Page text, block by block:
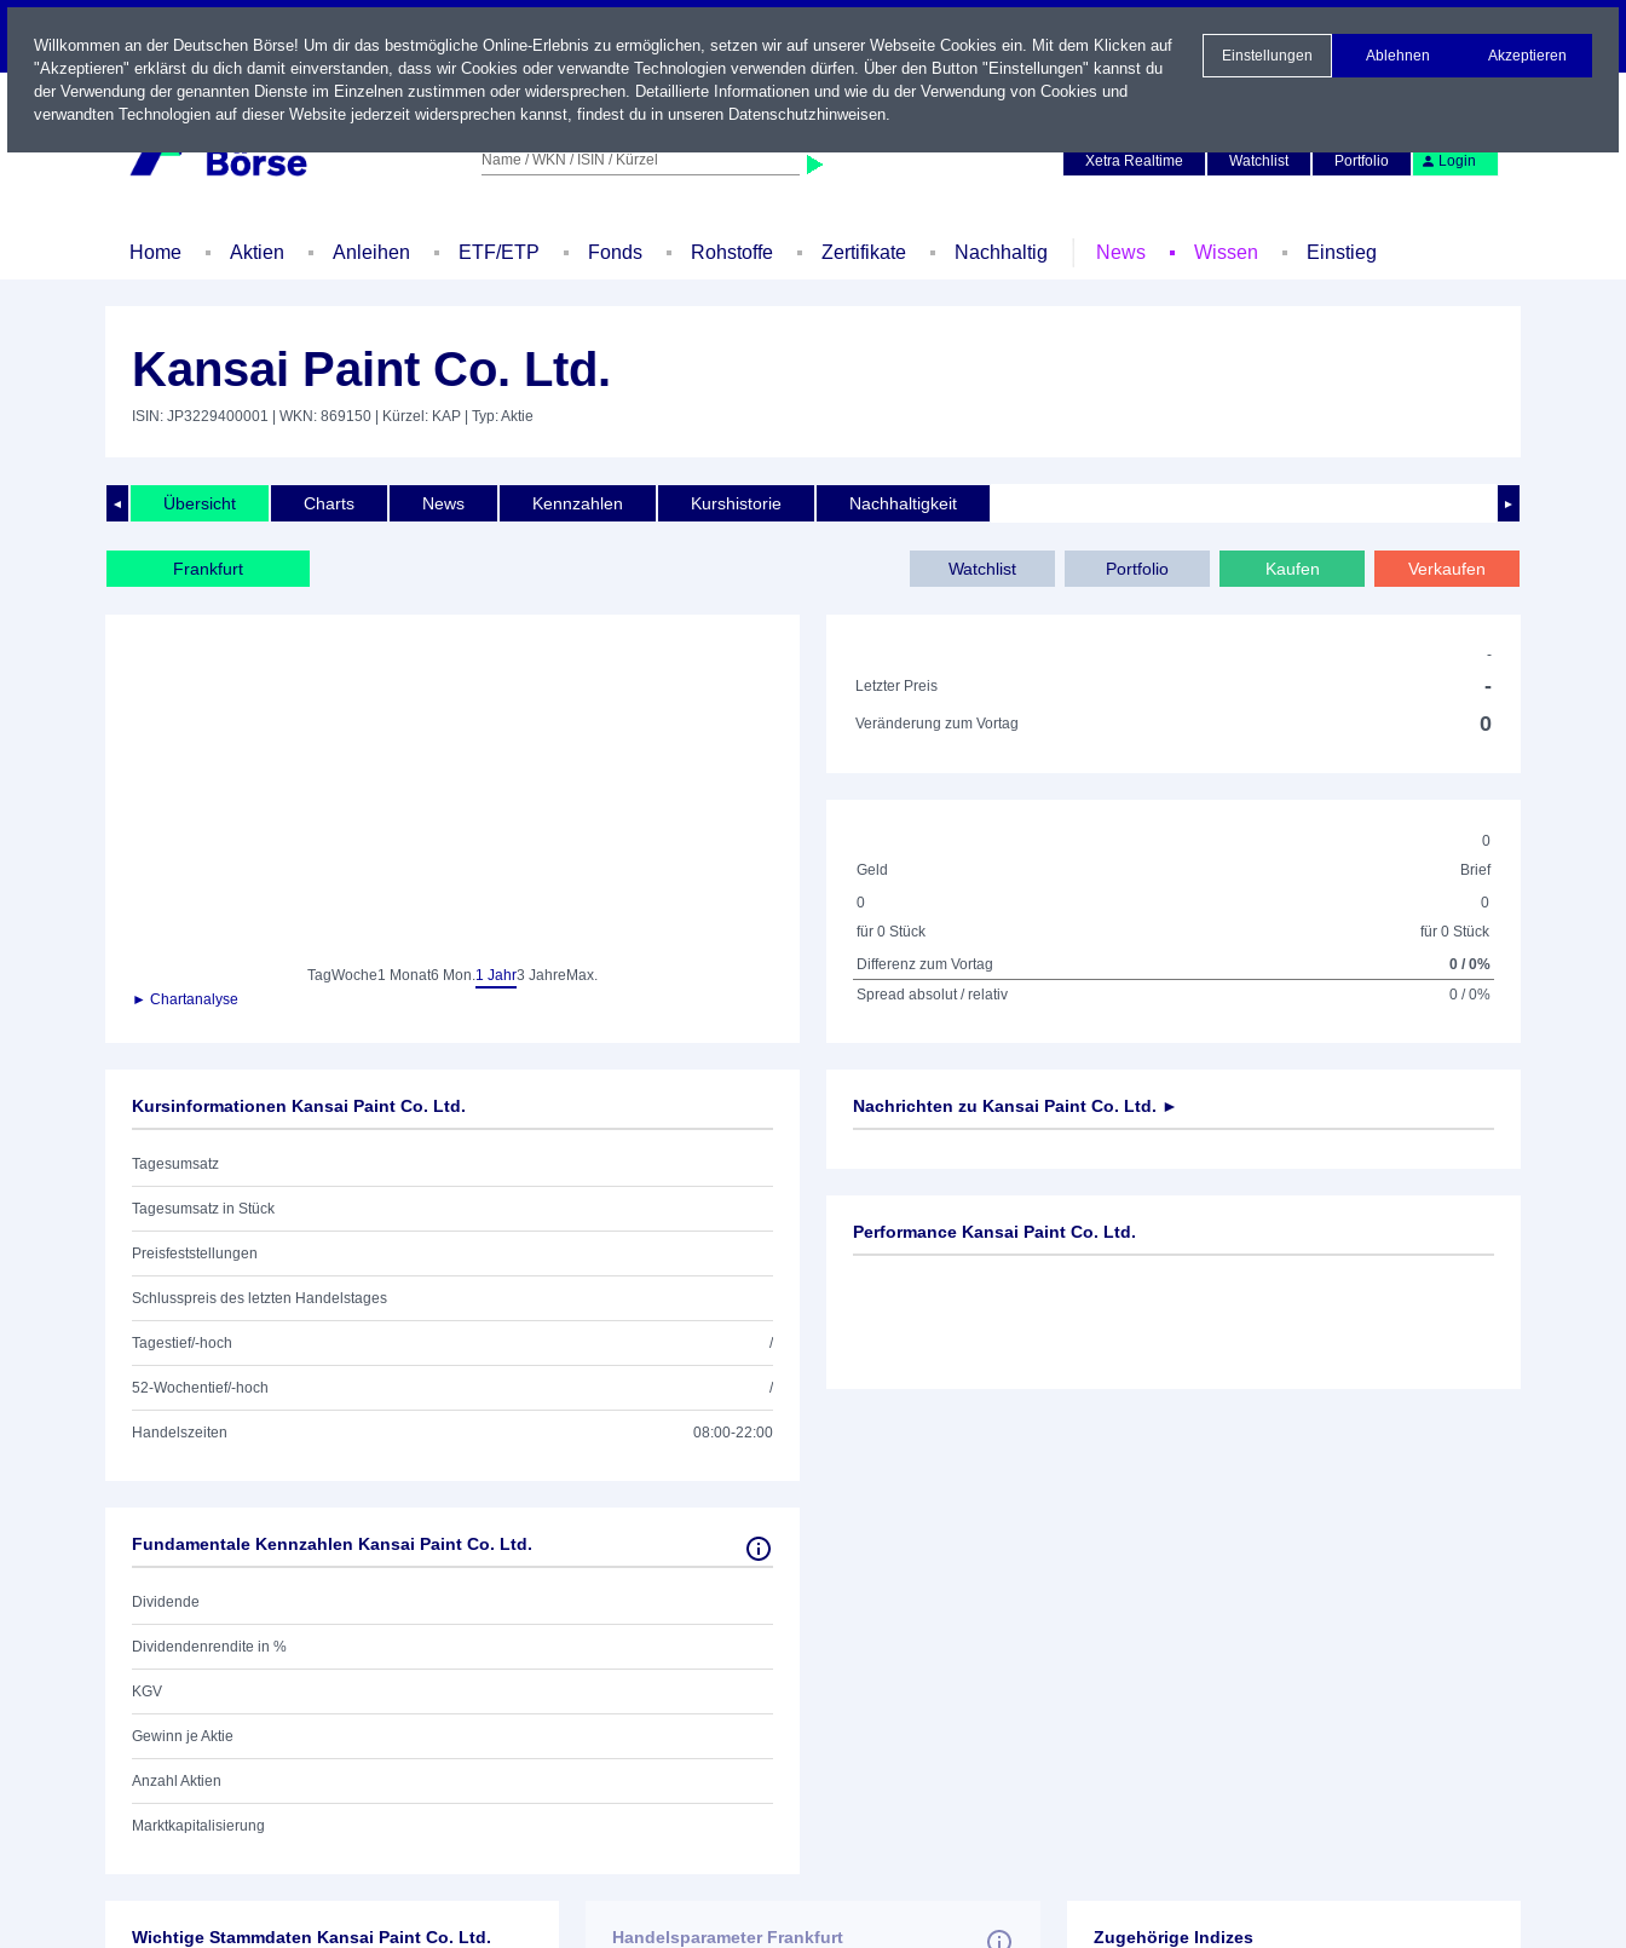
LIVE
Name / WKN / ISIN / Kürzel
Xetra Realtime
Watchlist Portfolio Login
Home Aktien Anleihen ETF/ETP Fonds Rohstoffe Zertifikate Nachhaltig News Wissen Einstieg
Kansai Paint Co. Ltd.
ISIN: JP3229400001 | WKN: 869150 | Kürzel: KAP | Typ: Aktie
◄ ►
Übersicht Charts News Kennzahlen Kurshistorie Nachhaltigkeit
Frankfurt Watchlist Portfolio Kaufen Verkaufen
TagWoche1 Monat6 Mon.1 Jahr3 Jahre Max.
► Chartanalyse
-
Letzter Preis
-
Veränderung zum Vortag 0
0
Geld
Brief
0
für 0 Stück
0
für 0 Stück
Differenz zum Vortag
0 / 0%
Spread absolut / relativ
0 / 0%
Kursinformationen Kansai Paint Co. Ltd.
Tagesumsatz
Tagesumsatz in Stück
Preisfeststellungen
Schlusspreis des letzten Handelstages
Tagestief/-hoch /
52-Wochentief/-hoch /
Handelszeiten 08:00-22:00
Fundamentale Kennzahlen Kansai Paint Co. Ltd.
Dividende
Dividendenrendite in %
KGV
Gewinn je Aktie
Anzahl Aktien
Marktkapitalisierung
Nachrichten zu Kansai Paint Co. Ltd. ►
Performance Kansai Paint Co. Ltd.
Wichtige Stammdaten Kansai Paint Co. Ltd. Handelsparameter Frankfurt Zugehörige Indizes
Willkommen an der Deutschen Börse! Um dir das bestmögliche Online-Erlebnis zu ermöglichen, setzen wir auf unserer Webseite Cookies ein. Mit dem Klicken auf
"Akzeptieren" erklärst du dich damit einverstanden, dass wir Cookies oder verwandte Technologien verwenden dürfen. Über den Button "Einstellungen" kannst du
der Verwendung der genannten Dienste im Einzelnen zustimmen oder widersprechen. Detaillierte Informationen und wie du der Verwendung von Cookies und
verwandten Technologien auf dieser Website jederzeit widersprechen kannst, findest du in unseren Datenschutzhinweisen.
Einstellungen Ablehnen Akzeptieren